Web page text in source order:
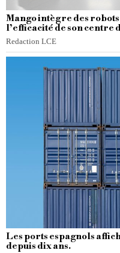
Mango intègre des
l’efficacité de son centre
Redaction LCE
Les ports espagnols
depuis dix ans.